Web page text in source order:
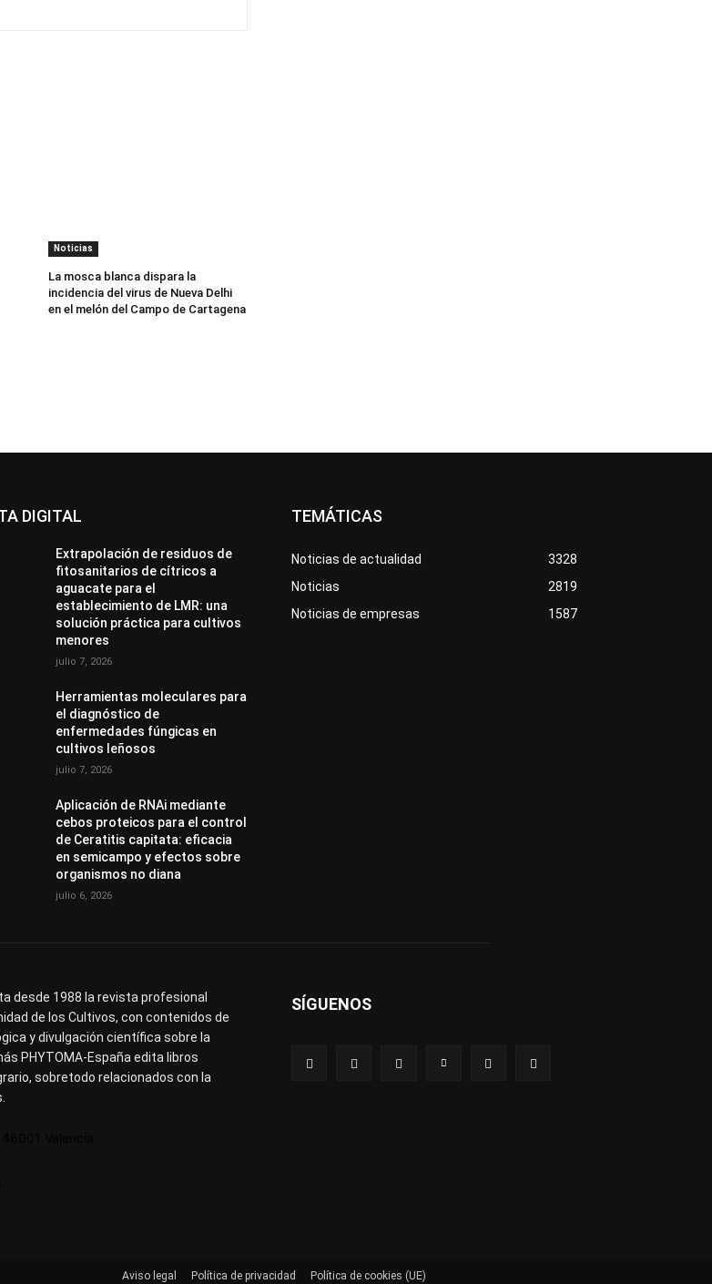
Noticias
La mosca blanca dispara la
incidencia del virus de Nueva Delhi
en el melón del Campo de Cartagena
DIGITAL
Extrapolación de residuos de
fitosanitarios de cítricos a
aguacate para el
establecimiento de LMR: una
solución práctica para cultivos
menores
julio 7, 2026
Herramientas moleculares para
el diagnóstico de
enfermedades fúngicas en
cultivos leñosos
julio 7, 2026
Aplicación de RNAi mediante
cebos proteicos para el control
de Ceratitis capitata: eficacia
en semicampo y efectos sobre
organismos no diana
julio 6, 2026
TEMÁTICAS
Noticias de actualidad
3328
Noticias
2819
Noticias de empresas
1587
desde 1988 la revista profesional
de los Cultivos, con contenidos de
y divulgación científica sobre la
PHYTOMA-España edita libros
sobretodo relacionados con la
SÍGUENOS
Aviso legal Política de privacidad Política de cookies (UE)